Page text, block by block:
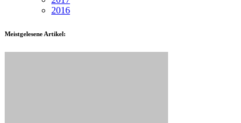
2016
Meistgelesene Artikel: